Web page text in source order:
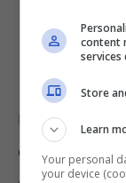
In
dovranno
content
services
Store
Learn
Your personal
your device